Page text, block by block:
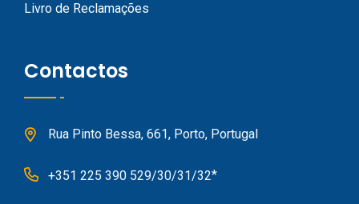
Livro de Reclamações
Contactos
Rua Pinto Bessa, 661, Porto, Portugal
+351 225 390 529/30/31/32*